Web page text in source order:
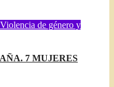
Violencia de género y
7 MUJERES